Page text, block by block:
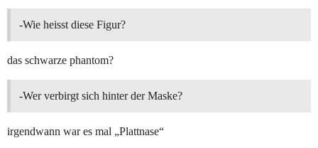
-Wie heisst diese Figur?
das schwarze phantom?
-Wer verbirgt sich hinter der Maske?
irgendwann war es mal „Plattnase“